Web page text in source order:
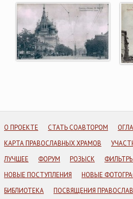
О ПРОЕКТЕ СТАТЬ СОАВТОРОМ
КАРТА ПРАВОСЛАВНЫХ ХРАМОВ
ЛУЧШЕЕ
ФОРУМ РОЗЫСК
НОВЫЕ ПОСТУПЛЕНИЯ
НОВЫЕ
БИБЛИОТЕКА
ПОСВЯЩЕНИЯ